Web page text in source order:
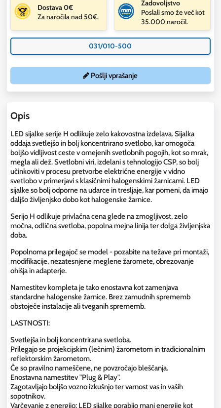
Dostava 0€
Za naročila nad 50€.
Zadovoljstvo
Poslali smo že več kot
35.000 naročil.
031/010-500
Pošlji vprašanje
Opis
LED sijalke serije H odlikuje zelo kakovostna izdelava. Sijalka
oddaja svetlejšo in bolj koncentrirano svetlobo, kar omogoča
boljšo vidljivost ceste v omejenih svetlobnih pogojih, kot so mrak,
megla ali dež. Svetlobni viri, izdelani s tehnologijo CSP, so bolj
učinkoviti v procesu pretvorbe električne energije v vidno
svetlobo v primerjavi s klasičnimi halogenskimi žarnicami. LED
sijalke so bolj odporne na udarce in tresljaje, kar pomeni, da imajo
daljšo življenjsko dobo kot halogenske žarnice.
Serijo H odlikuje privlačna cena glede na zmogljivost, zelo
močna, odlična svetloba, popolna mejna linija ter dolga življenjska
doba.
Popolnoma prilegajoč se model - pozabite na težave pri montaži,
modifikacije, nezatesnjene meglene žaromete, obrezovanje
ohišja in adapterje.
Namestitev kompleta je tako enostavna kot zamenjava
standardne halogenske žarnice. Brez zamudnih sprememb
obstoječe instalacije ali tveganih sprememb.
LASTNOSTI:
Svetlejša in bolj koncentrirana svetloba.
Prilegajo se projekcijskim (lečnim) žarometom in tradicionalnim
reflektorskim žarometom.
Če so pravilno nameščene, ne povzročajo bleščanja.
Enostavna namestitev "Plug & Play".
Zagotavljajo boljšo vozno izkušnjo ter varnost vas in vaših
sopotnikov.
Varčevanje z energijo: LED sijalke porabijo manj energije kot